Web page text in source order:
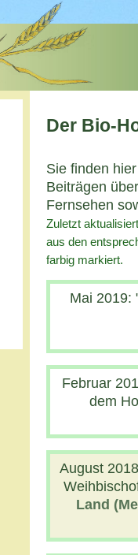
Der Bio-
Sie finden
Beiträgen
Fernsehen
Zuletzt
aus den
farbig markiert.
Mai 2019:
Februar
dem
August
Land